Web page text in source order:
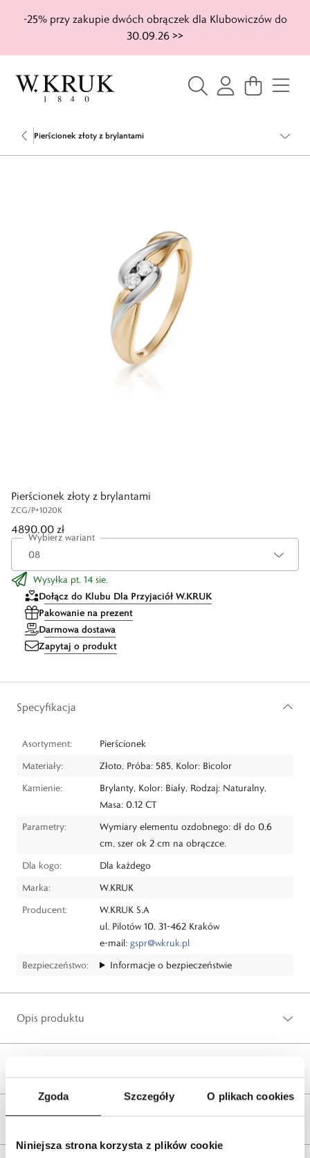
Zgoda Szczegóły O plikach cookies
Niniejsza strona korzysta z plików cookie
-25% przy zakupie dwóch obrączek dla Klubowiczów do
30.09.26 >>
Pierścionek złoty z brylantami
Pierścionek złoty z brylantami
ZCG/P+1020K
4890,00 zł
Wybierz wariant
Wysyłka pt. 14 sie.
Dołącz do Klubu Dla Przyjaciół W.KRUK
Pakowanie na prezent
Darmowa dostawa
Zapytaj o produkt
Specyfikacja
Asortyment:
Pierścionek
Materiały:
Złoto, Próba: 585, Kolor: Bicolor
Kamienie:
Brylanty, Kolor: Biały, Rodzaj: Naturalny,
Masa: 0.12 CT
Parametry:
Wymiary elementu ozdobnego: dł do 0,6
cm, szer ok 2 cm na obrączce.
Dla kogo:
Dla każdego
Marka:
W.KRUK
Producent:
W.KRUK S.A
ul. Pilotów 10, 31-462 Kraków
e-mail: gspr@wkruk.pl
Bezpieczeństwo:
Informacje o bezpieczeństwie
Opis produktu
Reklamacje i zwroty